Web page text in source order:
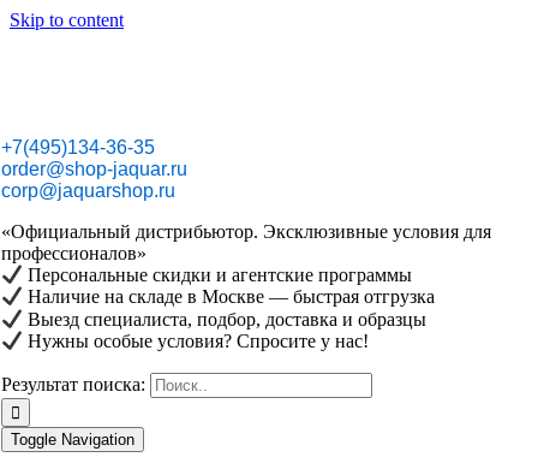
Skip to content
+7(495)134-36-35
order@shop-jaquar.ru
corp@jaquarshop.ru
«Официальный дистрибьютор. Эксклюзивные условия для
профессионалов»
Персональные скидки и агентские программы
Наличие на складе в Москве — быстрая отгрузка
Выезд специалиста, подбор, доставка и образцы
Нужны особые условия? Спросите у нас!
Результат поиска:
Toggle Navigation